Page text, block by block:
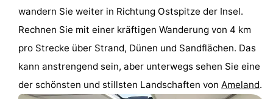
Vlieland
Texel
Wetter
Kontakt
wandern Sie weiter in Richtung Ostspitze der Insel.
Rechnen Sie mit einer kräftigen Wanderung von 4 km
pro Strecke über Strand, Dünen und Sandflächen. Das
kann anstrengend sein, aber unterwegs sehen Sie eine
der schönsten und stillsten Landschaften von Ameland.